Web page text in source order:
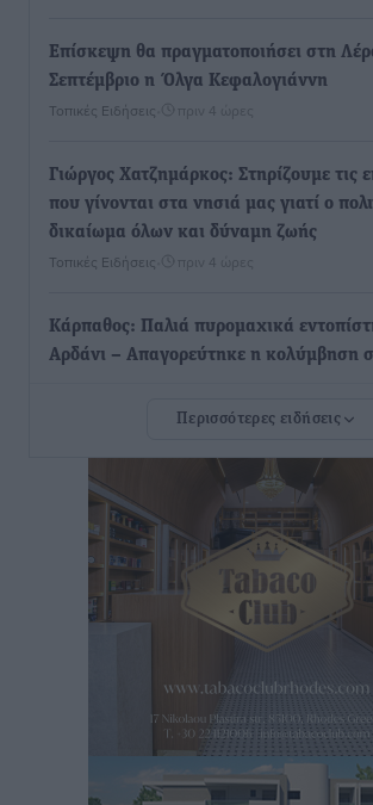
Επίσκεψη θα πραγματοποιήσει στη
Σεπτέμβριο η Όλγα Κεφαλογιάννη
Τοπικές Ειδήσεις πριν 4 ώρες
Γιώργος Χατζημάρκος: Στηρίζουμε τις
που γίνονται στα νησιά μας γιατί ο
δικαίωμα όλων και δύναμη ζωής
Τοπικές Ειδήσεις πριν 4 ώρες
Κάρπαθος: Παλιά πυρομαχικά
Αρδάνι – Απαγορεύτηκε η κολύμβηση
εφησυχασμού» – Σε πλήρη ετοιμότητα
• πριν 5 ώρες
Καιρός: Επιμένουν οι υψηλές
μελτέμια έως 9 μποφόρ, σε «Red Code»
πριν 6 ώρες
Τα φοιτητικά ενοίκια «τινάζουν στον
οικογενειακούς προϋπολογισμούς
πριν 6 ώρες
Περισσότερες ειδήσεις